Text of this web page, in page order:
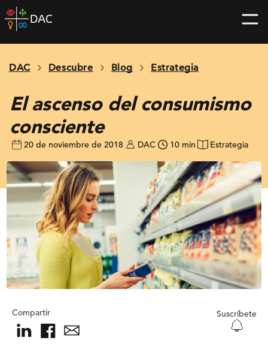
Skip
to
home
DAC Descubre Blog Estrategia
El ascenso del consumismo
consciente
20 de noviembre de 2018 DAC 10 min Estrategia
Compartir Suscríbete